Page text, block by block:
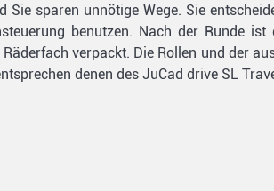
sparen unnötige Wege. Sie
benutzen. Nach der Runde
verpackt. Die Rollen und der
denen des JuCad drive SL